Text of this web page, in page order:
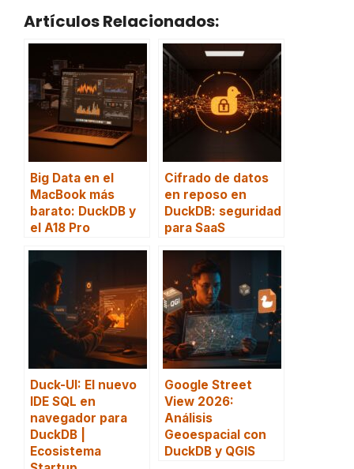
Artículos Relacionados:
Big Data en el
MacBook más
barato: DuckDB y
el A18 Pro
Cifrado de datos
en reposo en
DuckDB: seguridad
para SaaS
Duck-UI: El nuevo
IDE SQL en
navegador para
DuckDB |
Ecosistema
Google Street
View 2026:
Análisis
Geoespacial con
DuckDB y QGIS